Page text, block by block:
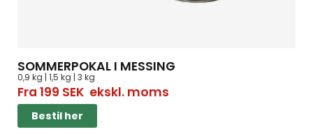
SOMMERPOKAL I MESSING
0,9 kg | 1,5 kg | 3 kg
Fra 199 SEKekskl. moms
Bestil her